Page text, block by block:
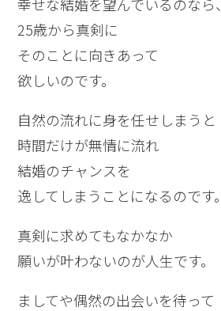
25歳から真剣に
そのことに向きあって
欲しいのです。
自然の流れに身を任せしまうと
時間だけが無情に流れ
結婚のチャンスを
逸してしまうことになるのです。
真剣に求めてもなかなか
願いが叶わないのが人生です。
ましてや偶然の出会いを待って